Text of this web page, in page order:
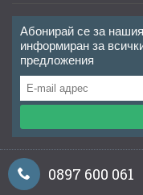
Абонирай се за
информиран за
предложения
0897 600 061